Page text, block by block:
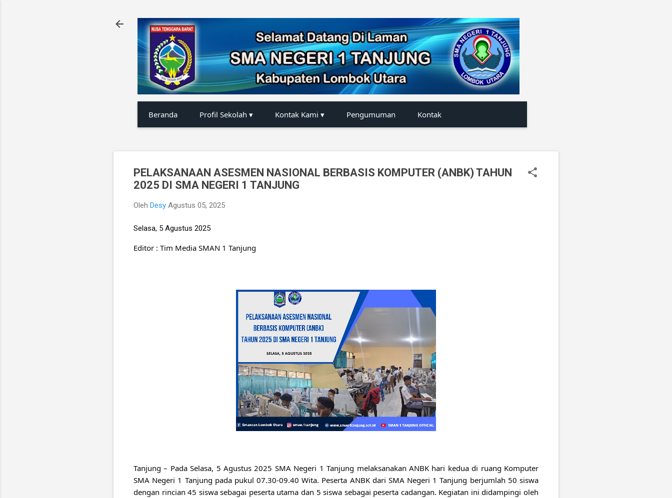
Beranda Profil Sekolah ▾ Kontak Kami ▾ Pengumuman Kontak
PELAKSANAAN ASESMEN NASIONAL BERBASIS KOMPUTER (ANBK) TAHUN
2025 DI SMA NEGERI 1 TANJUNG
Oleh Desy Agustus 05, 2025
Selasa, 5 Agustus 2025
Editor : Tim Media SMAN 1 Tanjung
Tanjung – Pada Selasa, 5 Agustus 2025 SMA Negeri 1 Tanjung melaksanakan ANBK hari kedua di ruang Komputer
SMA Negeri 1 Tanjung pada pukul 07.30-09.40 Wita. Peserta ANBK dari SMA Negeri 1 Tanjung berjumlah 50 siswa
dengan rincian 45 siswa sebagai peserta utama dan 5 siswa sebagai peserta cadangan. Kegiatan ini didampingi oleh